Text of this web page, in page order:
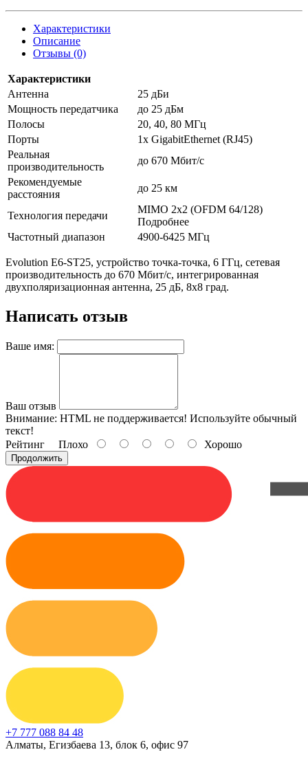
Характеристики
Описание
Отзывы (0)
Характеристики
Антенна
25 дБи
Мощность передатчика
до 25 дБм
Полосы
20, 40, 80 МГц
Порты
1x GigabitEthernet (RJ45)
Реальная
производительность
до 670 Мбит/с
Рекомендуемые
расстояния
до 25 км
Технология передачи
MIMO 2x2 (OFDM 64/128)
Подробнее
Частотный диапазон
4900-6425 MГц
Evolution E6-ST25, устройство точка-точка, 6 ГГц, сетевая
производительность до 670 Мбит/с, интегрированная
двухполяризационная антенна, 25 дБ, 8x8 град.
Написать отзыв
Ваше имя:
Ваш отзыв
Внимание: HTML не поддерживается! Используйте обычный
текст!
Рейтинг Плохо Хорошо
Продолжить
+7 777 088 84 48
Алматы, Егизбаева 13, блок 6, офис 97